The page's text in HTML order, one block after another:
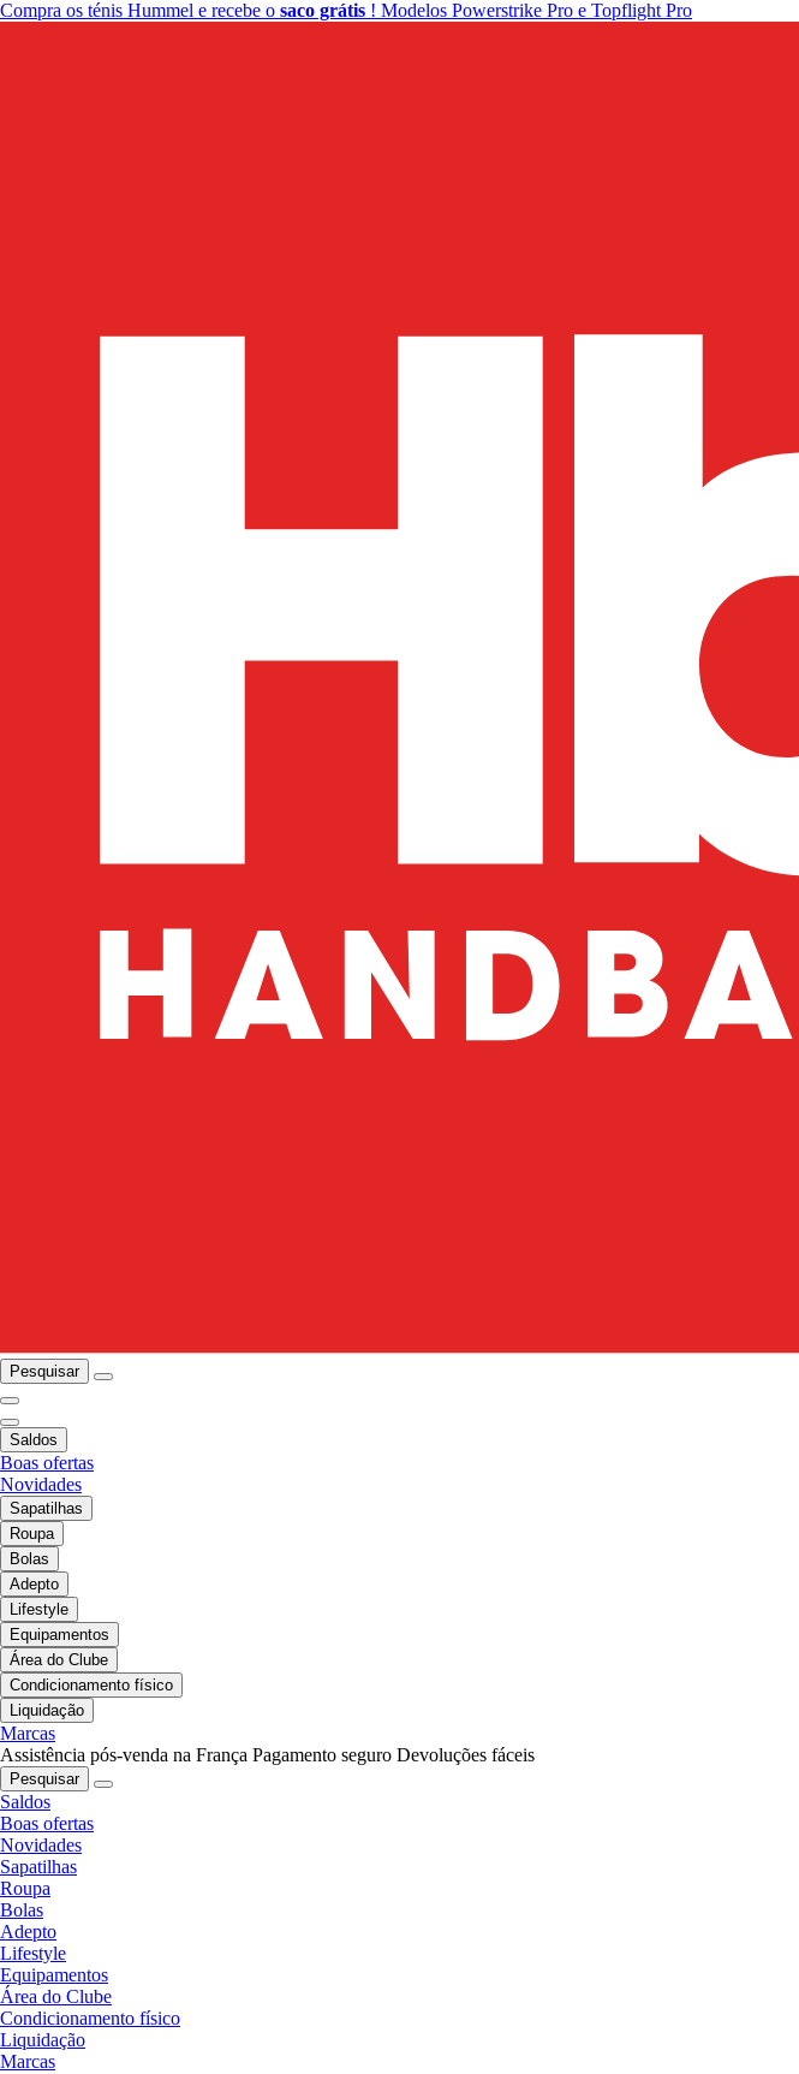
Compra os ténis Hummel e recebe o saco grátis ! Modelos Powerstrike Pro e Topflight Pro
Pesquisar
Saldos
Boas ofertas
Novidades
Sapatilhas
Roupa
Bolas
Adepto
Lifestyle
Equipamentos
Área do Clube
Condicionamento físico
Liquidação
Marcas
Assistência pós-venda na França Pagamento seguro Devoluções fáceis
Pesquisar
Saldos
Boas ofertas
Novidades
Sapatilhas
Roupa
Bolas
Adepto
Lifestyle
Equipamentos
Área do Clube
Condicionamento físico
Liquidação
Marcas